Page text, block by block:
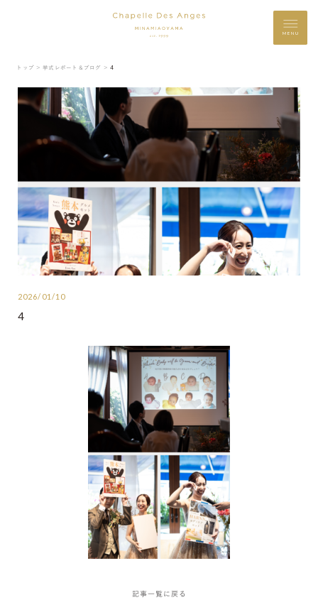
MENU
トップ ＞ 挙式レポート＆ブログ ＞ 4
2026/01/10
4
記事一覧に戻る